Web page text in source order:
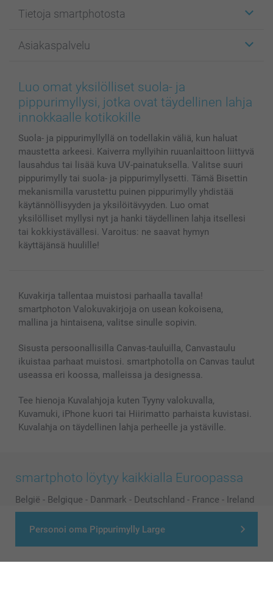
Personoi oma Pippurimylly Large
Kuvakortit
Kuvakirjat
Valokuvat, Julisteet & Taskukirjat
Kännykkä & Tabletti
MyNameBook
Valokuvakehykset & Lisätarvikkeet
Lahjakortti
Kaikki kuvatuotteet
Tietoja smartphotosta
Affiliate ohjelma
Evästekäytäntö
Sivukartta
Ehdot/takuut
Asiakaspalvelu
100% tyytyväisyystakuu
smartbonus
Hinnat & maksutavat
Luo omat yksilölliset suola- ja
pippurimyllysi, jotka ovat täydellinen lahja
innokkaalle kotikokille
Suola- ja pippurimyllyllä on todellakin väliä, kun haluat
maustetta arkeesi. Kaiverra myllyihin ruuanlaittoon liittyvä
lausahdus tai lisää kuva UV-painatuksella. Valitse suuri
pippurimylly tai suola- ja pippurimyllysetti. Tämä Bisettin
mekanismilla varustettu puinen pippurimylly yhdistää
käytännöllisyyden ja yksilöitävyyden. Luo omat
yksilölliset myllysi nyt ja hanki täydellinen lahja itsellesi
tai kokkiystävällesi. Varoitus: ne saavat hymyn
käyttäjänsä huulille!
Kuvakirja tallentaa muistosi parhaalla tavalla!
smartphoton Valokuvakirjoja on usean kokoisena,
mallina ja hintaisena, valitse sinulle sopivin.
Sisusta persoonallisilla Canvas-tauluilla, Canvastaulu
ikuistaa parhaat muistosi. smartphotolla on Canvas taulut
useassa eri koossa, malleissa ja designessa.
Tee hienoja Kuvalahjoja kuten Tyyny valokuvalla,
Kuvamuki, iPhone kuori tai Hiirimatto parhaista kuvistasi.
Kuvalahja on täydellinen lahja perheelle ja ystäville.
smartphoto löytyy kaikkialla Euroopassa
België - Belgique - Danmark - Deutschland - France - Ireland
Switzerland - Suomi - Sverige - United Kingdom
Other Countries